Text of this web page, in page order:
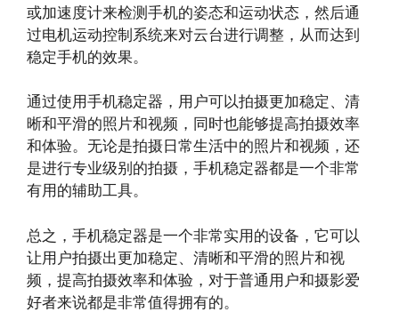
或加速度计来检测手机的姿态和运动状态，然后通
过电机运动控制系统来对云台进行调整，从而达到
稳定手机的效果。
通过使用手机稳定器，用户可以拍摄更加稳定、清
晰和平滑的照片和视频，同时也能够提高拍摄效率
和体验。无论是拍摄日常生活中的照片和视频，还
是进行专业级别的拍摄，手机稳定器都是一个非常
有用的辅助工具。
总之，手机稳定器是一个非常实用的设备，它可以
让用户拍摄出更加稳定、清晰和平滑的照片和视
频，提高拍摄效率和体验，对于普通用户和摄影爱
好者来说都是非常值得拥有的。